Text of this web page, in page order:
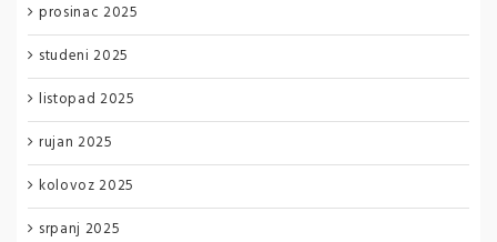
prosinac 2025
studeni 2025
listopad 2025
rujan 2025
kolovoz 2025
srpanj 2025